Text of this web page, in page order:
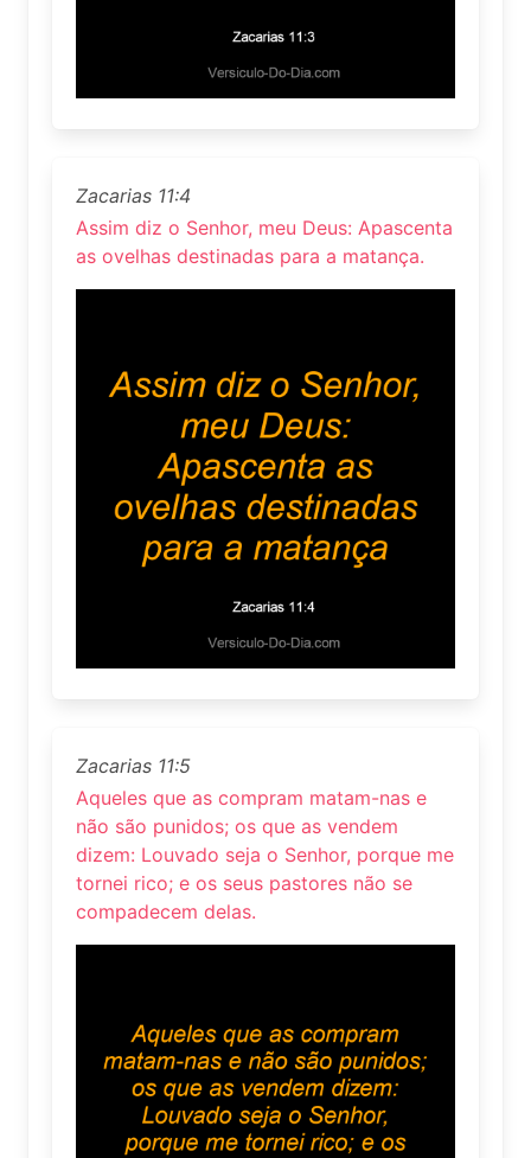
Zacarias 11:4
Assim diz o Senhor, meu Deus: Apascenta
as ovelhas destinadas para a matança.
Zacarias 11:5
Aqueles que as compram matam-nas e
não são punidos; os que as vendem
dizem: Louvado seja o Senhor, porque me
tornei rico; e os seus pastores não se
compadecem delas.